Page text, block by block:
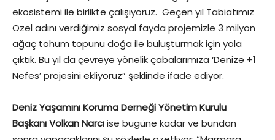
ekosistemi ile birlikte çalışıyoruz. Geçen yıl Tabiatımız
Özel adını verdiğimiz sosyal fayda projemizle 3 milyon
ağaç tohum topunu doğa ile buluşturmak için yola
çıktık. Bu yıl da çevreye yönelik çabalarımıza ‘Denize +1
Nefes’ projesini ekliyoruz” şeklinde ifade ediyor.
Deniz Yaşamını Koruma Derneği Yönetim Kurulu
Başkanı Volkan Narcıise bugüne kadar ve bundan